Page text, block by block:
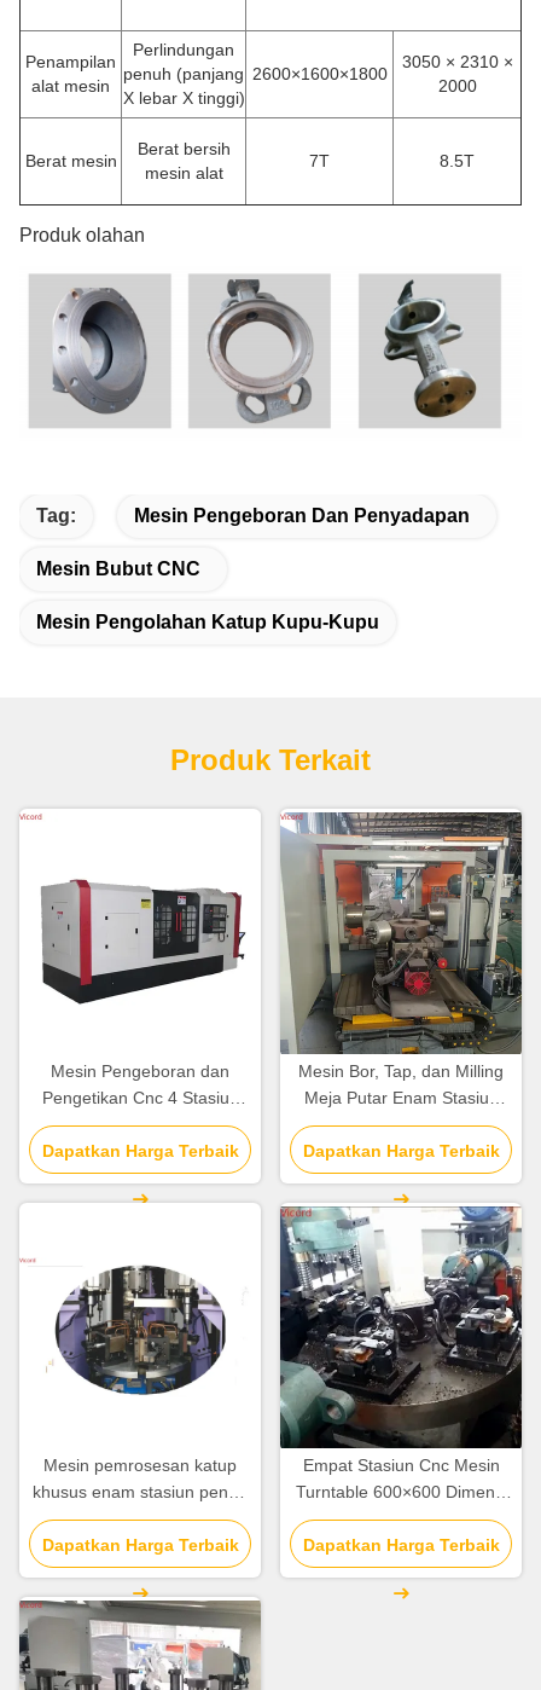
Penampilan
alat mesin
Perlindungan
penuh (panjang
X lebar X tinggi)
2600×1600×1800
3050 × 2310 ×
2000
Berat mesin
Berat bersih
mesin alat
7T 8.5T
Produk olahan
Tag: Mesin Pengeboran Dan Penyadapan
Mesin Bubut CNC
Mesin Pengolahan Katup Kupu-Kupu
Produk Terkait
Mesin Pengeboran dan
Pengetikan Cnc 4 Stasiun
600×600 240mm IVStation
Travel Custom Cnc Lathe
Dapatkan Harga Terbaik
Mesin Bor, Tap, dan Milling
Meja Putar Enam Stasiun
untuk BFV
Dapatkan Harga Terbaik
Mesin pemrosesan katup
khusus enam stasiun penuh
servo feed Sistem kontrol
CNC
Dapatkan Harga Terbaik
Empat Stasiun Cnc Mesin
Turntable 600×600 Dimensi
Of Rotary Worktable
Dapatkan Harga Terbaik